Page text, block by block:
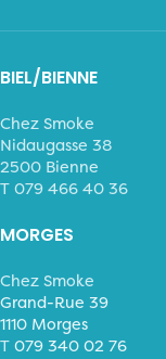
BIEL/BIENNE
Chez Smoke
Nidaugasse 38
2500 Bienne
T 079 466 40 36
MORGES
Chez Smoke
Grand-Rue 39
1110 Morges
T 079 340 02 76